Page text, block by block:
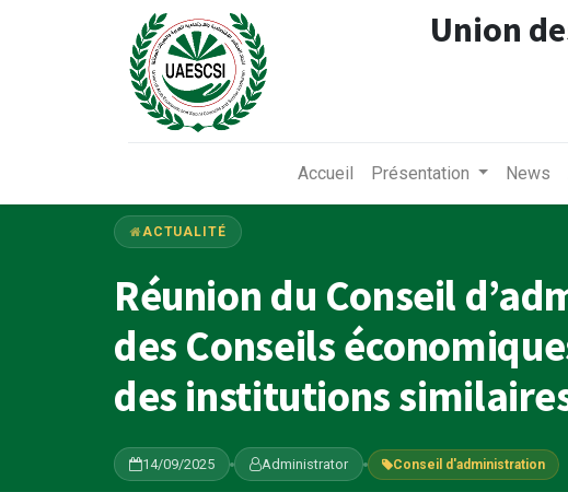
Union
Accueil Présentation News
ACTUALITÉ
Réunion du Conseil
des Conseils
des institutions
14/09/2025 Administrator Conseil d'administration